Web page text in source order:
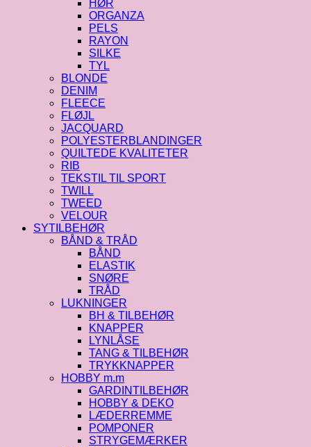
HØR
ORGANZA
PELS
RAYON
SILKE
TYL
BLONDE
DENIM
FLEECE
FLØJL
JACQUARD
POLYESTERBLANDINGER
QUILTEDE KVALITETER
RIB
TEKSTIL TIL SPORT
TWILL
TWEED
VELOUR
SYTILBEHØR
BÅND & TRÅD
BÅND
ELASTIK
SNØRE
TRÅD
LUKNINGER
BH & TILBEHØR
KNAPPER
LYNLÅSE
TANG & TILBEHØR
TRYKKNAPPER
HOBBY m.m
GARDINTILBEHØR
HOBBY & DEKO
LÆDERREMME
POMPONER
STRYGEMÆRKER